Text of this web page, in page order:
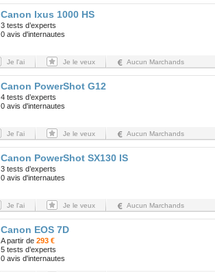
Canon Ixus 1000 HS
3 tests d’experts
0 avis d'internautes
Je l'ai Je le veux Aucun Marchands
Canon PowerShot G12
4 tests d’experts
0 avis d'internautes
Je l'ai Je le veux Aucun Marchands
Canon PowerShot SX130 IS
3 tests d’experts
0 avis d'internautes
Je l'ai Je le veux Aucun Marchands
Canon EOS 7D
A partir de 293 €
5 tests d’experts
0 avis d'internautes